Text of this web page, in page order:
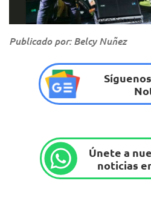
Foto: Secretaría
Publicado por: Belcy Nuñez
Únete a
noticias